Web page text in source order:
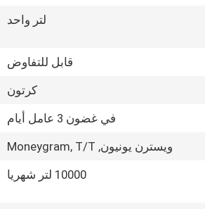
لتر واحد
قابل للتفاوض
كرتون
في غضون 3 عامل أيام
ويسترن يونيون, Moneygram, T/T
10000 لتر شهريا